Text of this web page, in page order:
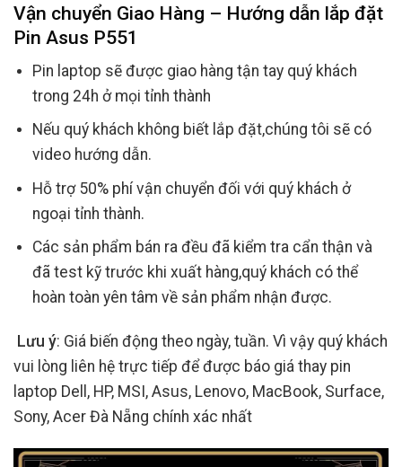
Vận chuyển Giao Hàng – Hướng dẫn lắp đặt
Pin Asus P551
Pin laptop sẽ được giao hàng tận tay quý khách
trong 24h ở mọi tỉnh thành
Nếu quý khách không biết lắp đặt,chúng tôi sẽ có
video hướng dẫn.
Hỗ trợ 50% phí vận chuyển đối với quý khách ở
ngoại tỉnh thành.
Các sản phẩm bán ra đều đã kiểm tra cẩn thận và
đã test kỹ trước khi xuất hàng,quý khách có thể
hoàn toàn yên tâm về sản phẩm nhận được.
Lưu ý: Giá biến động theo ngày, tuần. Vì vậy quý khách
vui lòng liên hệ trực tiếp để được báo giá thay pin
laptop Dell, HP, MSI, Asus, Lenovo, MacBook, Surface,
Sony, Acer Đà Nẵng chính xác nhất